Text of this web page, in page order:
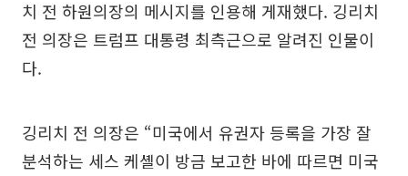
치 전 하원의장의 메시지를 인용해 게재했다. 깅리치
전 의장은 트럼프 대통령 최측근으로 알려진 인물이
다.
깅리치 전 의장은 “미국에서 유권자 등록을 가장 잘
분석하는 세스 케셸이 방금 보고한 바에 따르면 미국